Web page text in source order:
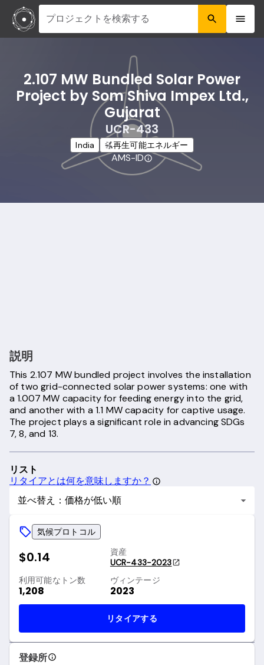
2.107 MW Bundled Solar Power
Project by Som Shiva Impex Ltd.,
Gujarat
UCR-433
India 再生可能エネルギー
AMS-ID
説明
This 2.107 MW bundled project involves the installation
of two grid-connected solar power systems: one with
a 1.007 MW capacity for feeding energy into the grid,
and another with a 1.1 MW capacity for captive usage.
The project plays a significant role in advancing SDGs
7, 8, and 13.
リスト
リタイアとは何を意味しますか？
並べ替え：価格が低い順
気候プロトコル
$0.14
資産
UCR-433-2023
利用可能なトン数
1,208
ヴィンテージ
2023
リタイアする
登録所